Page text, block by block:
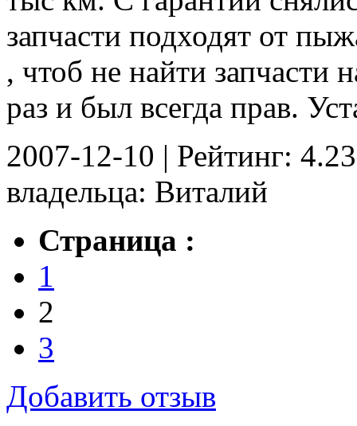
запчасти подходят от
, чтоб не найти запчасти
раз и был всегда прав.
2007-12-10 | Рейтинг:
владельца: Виталий
Страница :
1
2
3
Добавить отзыв